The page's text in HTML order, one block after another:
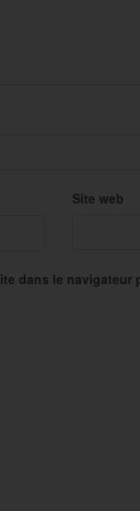
Site web
dans le